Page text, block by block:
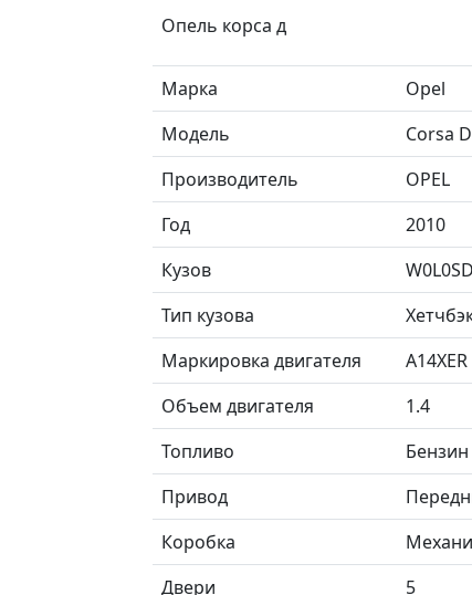
Опель корса д
Марка
Opel
Модель
Corsa
Производитель
OPEL
Год
2010
Кузов
Тип кузова
Маркировка двигателя
A14XER
Объем двигателя
1.4
Топливо
Бензин
Привод
Коробка
Двери
5